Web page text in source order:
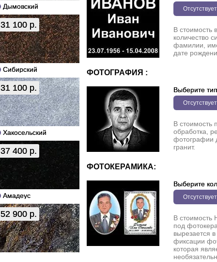
Дымовский
31 100 р.
Сибирский
31 100 р.
Хакосельский
37 400 р.
Амадеус
52 900 р.
Отсутствует
В стоимость
количество
фамилии,
дате
ФОТОГРАФИЯ :
Выберите тип
Отсутствует
В стоимость
обработка,
фотографии
гранит.
ФОТОКЕРАМИКА:
Выберите
Отсутствует
В стоимость
под
вырезается
фиксации
которая